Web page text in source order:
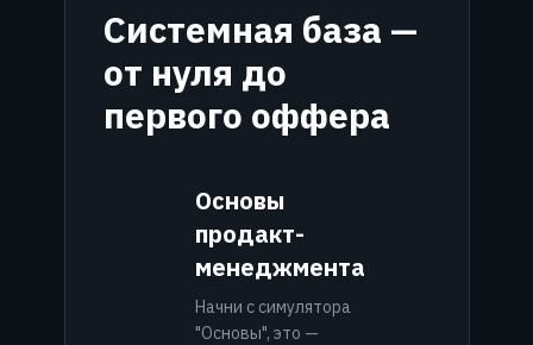
Начни с симулятора
"Основы", это —
Основы
продакт-
менеджмента
Системная база —
от нуля до
первого оффера